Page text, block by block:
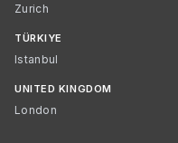
Zurich
TÜRKIYE
Istanbul
UNITED KINGDOM
London